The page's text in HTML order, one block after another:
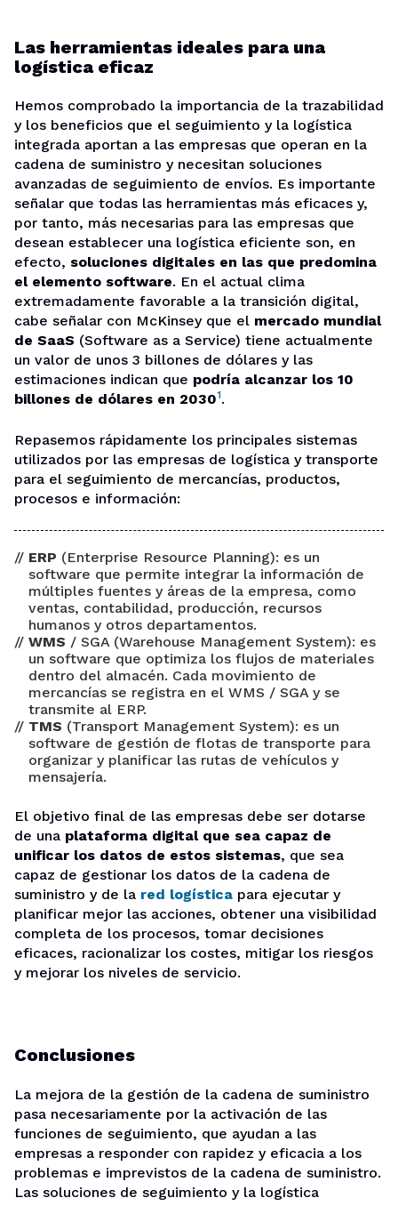
Las herramientas ideales para una
logística eficaz
Hemos comprobado la importancia de la trazabilidad
y los beneficios que el seguimiento y la logística
integrada aportan a las empresas que operan en la
cadena de suministro y necesitan soluciones
avanzadas de seguimiento de envíos. Es importante
señalar que todas las herramientas más eficaces y,
por tanto, más necesarias para las empresas que
desean establecer una logística eficiente son, en
efecto, soluciones digitales en las que predomina
el elemento software. En el actual clima
extremadamente favorable a la transición digital,
cabe señalar con McKinsey que el mercado mundial
de SaaS (Software as a Service) tiene actualmente
un valor de unos 3 billones de dólares y las
estimaciones indican que podría alcanzar los 10
billones de dólares en 20301.
Repasemos rápidamente los principales sistemas
utilizados por las empresas de logística y transporte
para el seguimiento de mercancías, productos,
procesos e información:
ERP (Enterprise Resource Planning): es un
software que permite integrar la información de
múltiples fuentes y áreas de la empresa, como
ventas, contabilidad, producción, recursos
humanos y otros departamentos.
WMS / SGA (Warehouse Management System): es
un software que optimiza los flujos de materiales
dentro del almacén. Cada movimiento de
mercancías se registra en el WMS / SGA y se
transmite al ERP.
TMS (Transport Management System): es un
software de gestión de flotas de transporte para
organizar y planificar las rutas de vehículos y
mensajería.
El objetivo final de las empresas debe ser dotarse
de una plataforma digital que sea capaz de
unificar los datos de estos sistemas, que sea
capaz de gestionar los datos de la cadena de
suministro y de la red logística para ejecutar y
planificar mejor las acciones, obtener una visibilidad
completa de los procesos, tomar decisiones
eficaces, racionalizar los costes, mitigar los riesgos
y mejorar los niveles de servicio.
Conclusiones
La mejora de la gestión de la cadena de suministro
pasa necesariamente por la activación de las
funciones de seguimiento, que ayudan a las
empresas a responder con rapidez y eficacia a los
problemas e imprevistos de la cadena de suministro.
Las soluciones de seguimiento y la logística